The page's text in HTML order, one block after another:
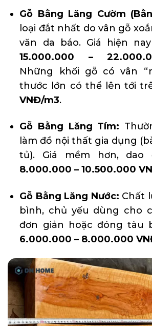
Gỗ Bằng Lăng Cườm
loại đắt nhất do vân gỗ
văn da báo. Giá hiện
15.000.000 –
Những khối gỗ có vân
thước lớn có thể lên tới
VNĐ/m3.
Gỗ Bằng Lăng Tím:
làm đồ nội thất gia dụng
tủ). Giá mềm hơn, dao
8.000.000 – 10.500.000
Gỗ Bằng Lăng Nước: Chất
bình, chủ yếu dùng cho
đơn giản hoặc đóng tàu
6.000.000 – 8.000.000